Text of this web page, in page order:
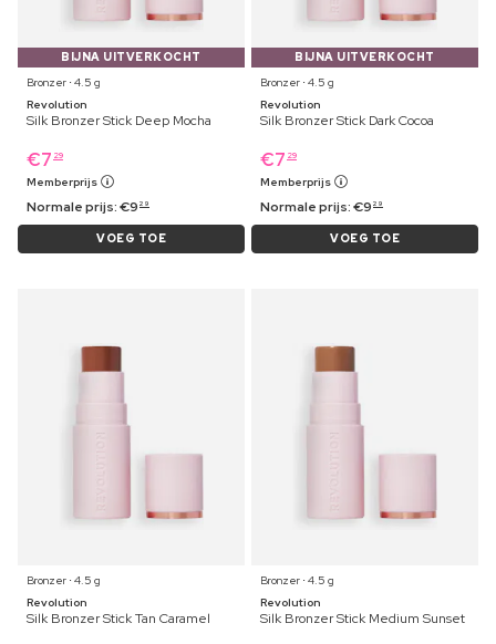
BIJNA UITVERKOCHT
Bronzer ⋅ 4.5 g
Revolution
Silk Bronzer Stick Deep Mocha
€7 29
Memberprijs
Normale prijs:€9 29
VOEG TOE
BIJNA UITVERKOCHT
Bronzer ⋅ 4.5 g
Revolution
Silk Bronzer Stick Dark Cocoa
€7 29
Memberprijs
Normale prijs:€9 29
VOEG TOE
Bronzer ⋅ 4.5 g
Revolution
Silk Bronzer Stick Tan Caramel
Bronzer ⋅ 4.5 g
Revolution
Silk Bronzer Stick Medium Sunset